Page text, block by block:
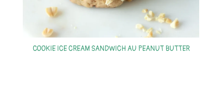
COOKIE ICE CREAM SANDWICH AU PEANUT BUTTER